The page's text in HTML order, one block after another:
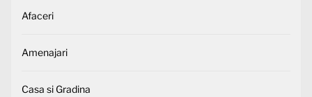
Afaceri
Amenajari
Casa si Gradina